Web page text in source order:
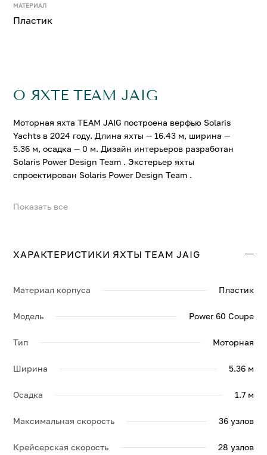
МАТЕРИАЛ
Пластик
О ЯХТЕ TEAM JAIG
Моторная яхта TEAM JAIG построена верфью Solaris
Yachts в 2024 году. Длина яхты — 16.43 м, ширина —
5.36 м, осадка — 0 м. Дизайн интерьеров разработан
Solaris Power Design Team . Экстерьер яхты
спроектирован Solaris Power Design Team .
На яхте TEAM JAIG можно разместить до 5 гостей в 3
Свяжитесь с нами, и мы вышлем больше информации
Показать все
ХАРАКТЕРИСТИКИ ЯХТЫ TEAM JAIG
Материал корпуса Пластик
Модель Power 60 Coupe
Тип Моторная
Ширина 5.36 м
Осадка 1.7 м
Максимальная скорость 36 узлов
Крейсерская скорость 28 узлов